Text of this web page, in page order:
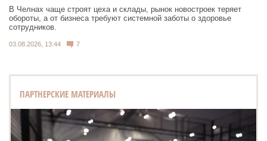
В Челнах чаще строят цеха и склады, рынок новостроек теряет
обороты, а от бизнеса требуют системной заботы о здоровье
сотрудников.
03.08.2026, 13:44 7
ПАРТНЕРСКИЕ МАТЕРИАЛЫ